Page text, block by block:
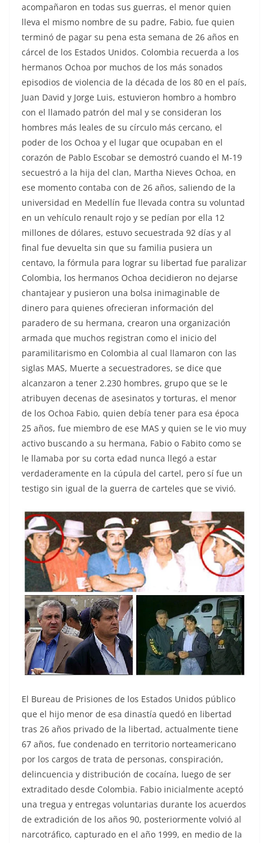
acompañaron en todas sus guerras, el menor quien
lleva el mismo nombre de su padre, Fabio, fue quien
terminó de pagar su pena esta semana de 26 años en
cárcel de los Estados Unidos. Colombia recuerda a los
hermanos Ochoa por muchos de los más sonados
episodios de violencia de la década de los 80 en el país,
Juan David y Jorge Luis, estuvieron hombro a hombro
con el llamado patrón del mal y se consideran los
hombres más leales de su círculo más cercano, el
poder de los Ochoa y el lugar que ocupaban en el
corazón de Pablo Escobar se demostró cuando el M-19
secuestró a la hija del clan, Martha Nieves Ochoa, en
ese momento contaba con de 26 años, saliendo de la
universidad en Medellín fue llevada contra su voluntad
en un vehículo renault rojo y se pedían por ella 12
millones de dólares, estuvo secuestrada 92 días y al
final fue devuelta sin que su familia pusiera un
centavo, la fórmula para lograr su libertad fue paralizar
Colombia, los hermanos Ochoa decidieron no dejarse
chantajear y pusieron una bolsa inimaginable de
dinero para quienes ofrecieran información del
paradero de su hermana, crearon una organización
armada que muchos registran como el inicio del
paramilitarismo en Colombia al cual llamaron con las
siglas MAS, Muerte a secuestradores, se dice que
alcanzaron a tener 2.230 hombres, grupo que se le
atribuyen decenas de asesinatos y torturas, el menor
de los Ochoa Fabio, quien debía tener para esa época
25 años, fue miembro de ese MAS y quien se le vio muy
activo buscando a su hermana, Fabio o Fabito como se
le llamaba por su corta edad nunca llegó a estar
verdaderamente en la cúpula del cartel, pero sí fue un
testigo sin igual de la guerra de carteles que se vivió.
El Bureau de Prisiones de los Estados Unidos público
que el hijo menor de esa dinastía quedó en libertad
tras 26 años privado de la libertad, actualmente tiene
67 años, fue condenado en territorio norteamericano
por los cargos de trata de personas, conspiración,
delincuencia y distribución de cocaína, luego de ser
extraditado desde Colombia. Fabio inicialmente aceptó
una tregua y entregas voluntarias durante los acuerdos
de extradición de los años 90, posteriormente volvió al
narcotráfico, capturado en el año 1999, en medio de la